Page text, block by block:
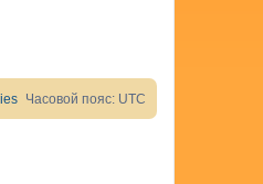
Часовой пояс: UTC